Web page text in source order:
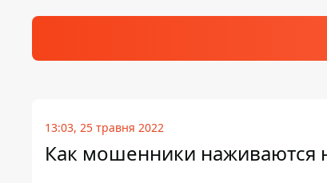
13:03, 25 травня 2022
Как мошенники наживаются